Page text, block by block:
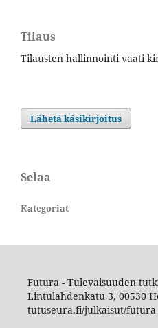
Tilaus
Tilausten hallinnointi vaati
Lähetä käsikirjoitus
Selaa
Kategoriat
Futura - Tulevaisuuden
Lintulahdenkatu 3, 00530
tutuseura.fi/julkaisut/futura